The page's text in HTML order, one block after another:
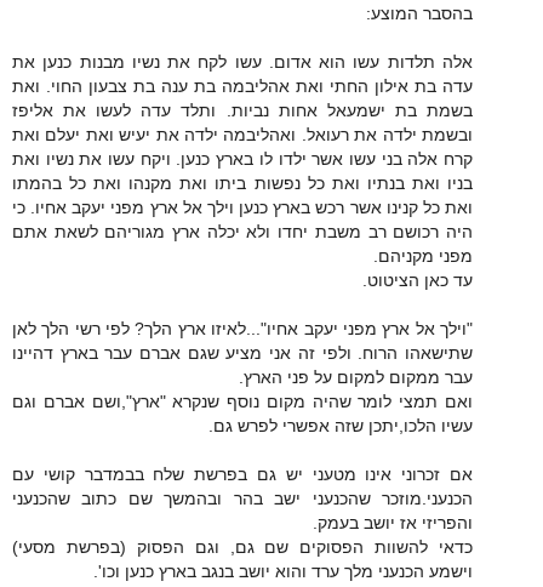
בהסבר המוצע:
אלה תלדות עשו הוא אדום. עשו לקח את נשיו מבנות כנען את
עדה בת אילון החתי ואת אהליבמה בת ענה בת צבעון החוי. ואת
בשמת בת ישמעאל אחות נביות. ותלד עדה לעשו את אליפז
ובשמת ילדה את רעואל. ואהליבמה ילדה את יעיש ואת יעלם ואת
קרח אלה בני עשו אשר ילדו לו בארץ כנען. ויקח עשו את נשיו ואת
בניו ואת בנתיו ואת כל נפשות ביתו ואת מקנהו ואת כל בהמתו
ואת כל קנינו אשר רכש בארץ כנען וילך אל ארץ מפני יעקב אחיו. כי
היה רכושם רב משבת יחדו ולא יכלה ארץ מגוריהם לשאת אתם
מפני מקניהם.
עד כאן הציטוט.
"וילך אל ארץ מפני יעקב אחיו"...לאיזו ארץ הלך? לפי רשי הלך לאן
שתישאהו הרוח. ולפי זה אני מציע שגם אברם עבר בארץ דהיינו
עבר ממקום למקום על פני הארץ.
ואם תמצי לומר שהיה מקום נוסף שנקרא "ארץ",ושם אברם וגם
עשיו הלכו,יתכן שזה אפשרי לפרש גם.
אם זכרוני אינו מטעני יש גם בפרשת שלח בבמדבר קושי עם
הכנעני.מוזכר שהכנעני ישב בהר ובהמשך שם כתוב שהכנעני
והפריזי אז יושב בעמק.
כדאי להשוות הפסוקים שם גם, וגם הפסוק (בפרשת מסעי)
וישמע הכנעני מלך ערד והוא יושב בנגב בארץ כנען וכו'.